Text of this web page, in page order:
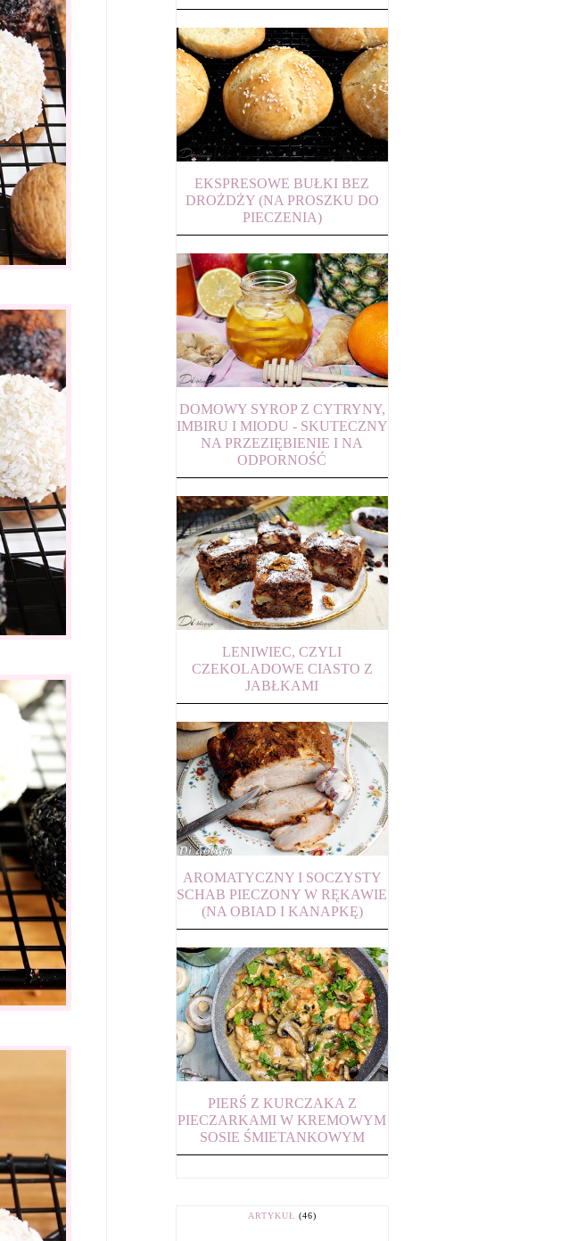
EKSPRESOWE BUŁKI BEZ
DROŻDŻY (NA PROSZKU DO
PIECZENIA)
DOMOWY SYROP Z CYTRYNY,
IMBIRU I MIODU - SKUTECZNY
NA PRZEZIĘBIENIE I NA
ODPORNOŚĆ
LENIWIEC, CZYLI
CZEKOLADOWE CIASTO Z
JABŁKAMI
AROMATYCZNY I SOCZYSTY
SCHAB PIECZONY W RĘKAWIE
(NA OBIAD I KANAPKĘ)
PIERŚ Z KURCZAKA Z
PIECZARKAMI W KREMOWYM
SOSIE ŚMIETANKOWYM
ARTYKUŁ (46)